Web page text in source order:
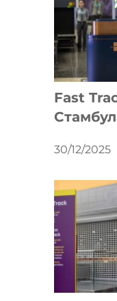
Fast
30/12/2025